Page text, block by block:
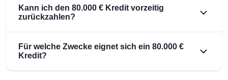
Kann ich den 80.000 € Kredit vorzeitig
zurückzahlen?
Für welche Zwecke eignet sich ein 80.000 €
Kredit?